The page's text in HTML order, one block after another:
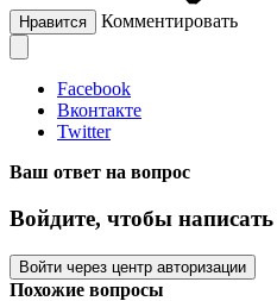
Нравится Комментировать
Facebook
Вконтакте
Twitter
Ваш ответ на вопрос
Войдите, чтобы написать
Войти через центр авторизации
Похожие вопросы